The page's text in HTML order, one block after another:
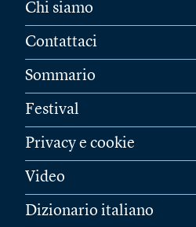
Chi siamo
Contattaci
Sommario
Festival
Privacy e cookie
Video
Dizionario italiano